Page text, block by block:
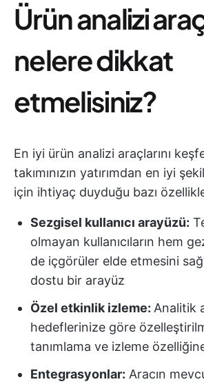
Ürün analizi
nelere dikkat
etmelisiniz?
En iyi ürün analizi araçlarını
takımınızın yatırımdan en iyi
için ihtiyaç duyduğu bazı
Sezgisel kullanıcı arayüzü:
olmayan kullanıcıların hem
de içgörüler elde etmesini
dostu bir arayüz
Özel etkinlik izleme: Analitik
hedeflerinize göre
tanımlama ve izleme
Entegrasyonlar: Aracın